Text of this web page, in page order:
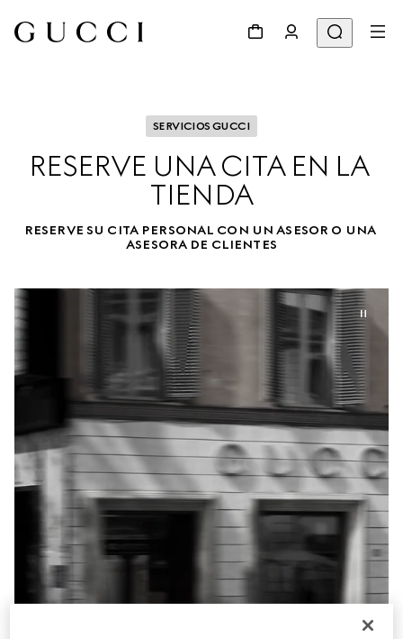
SERVICIOS GUCCI
RESERVE UNA CITA EN LA
TIENDA
RESERVE SU CITA PERSONAL CON UN ASESOR O UNA
ASESORA DE CLIENTES